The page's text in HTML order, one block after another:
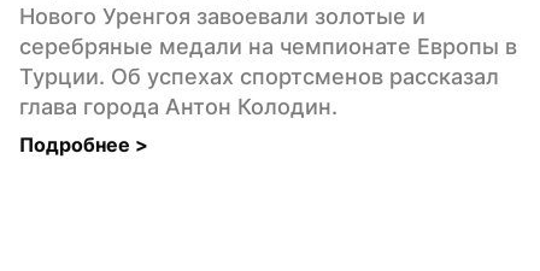
Нового Уренгоя завоевали золотые и
серебряные медали на чемпионате Европы в
Турции. Об успехах спортсменов рассказал
глава города Антон Колодин.
Подробнее >